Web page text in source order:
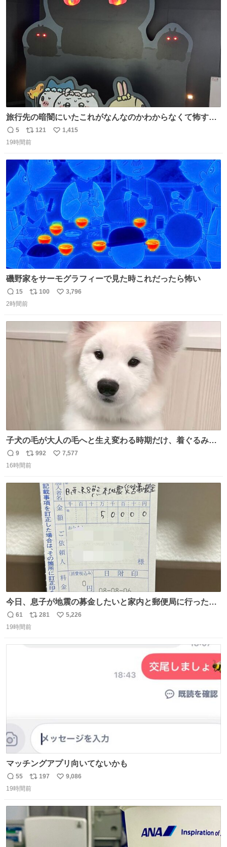
旅行先の暗闇にいたこれがなんなのかわからなくて怖すぎ
た 子どもたちも怖がりまくってた👻 ちいかわってこういう
感じのお話なんですか…？
返
信
5
リ
ポ
ト
数
121
い
数
1,415
19時間前
磯野家をサーモグラフィーで見た時これだったら怖い
返
信
15
リ
数
100
い
3,796
2時間前
子犬の毛が大人の毛へと生え変わる時期だけ、着ぐるみを
着てるように見える良さがあります
返
信
9
リ
ポ
992
い
数
7,577
16時間前
今日、息子が地震の募金したいと家内と郵便局に行ったみ
たいです。おもちゃとか買う選択肢もあったと思うけど、
自分で貯めてた2万円を役に立てて欲しい、みんなも元気
返
信
61
リ
ポ
281
い
5,226
19時間前
マッチングアプリ向いてないかも
返
信
55
リ
ポ
197
い
9,086
19時間前